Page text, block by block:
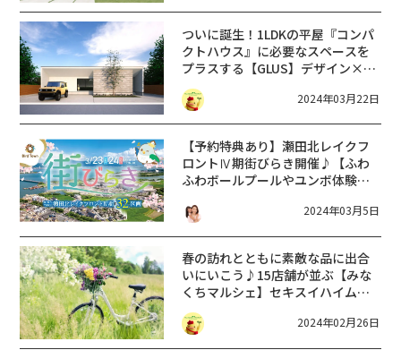
ついに誕生！1LDKの平屋『コンパ
クトハウス』に必要なスペースを
プラスする【GLUS】デザイン×性
能×コストのベストバランスを目
指す【GLAZZO】
2024年03月22日
【予約特典あり】瀬田北レイクフ
ロントⅣ期街びらき開催♪【ふわ
ふわボールプールやユンボ体験が
2024年03月5日
春の訪れとともに素敵な品に出合
いにいこう♪15店舗が並ぶ【みな
くちマルシェ】セキスイハイム展
示場【3/10】
2024年02月26日